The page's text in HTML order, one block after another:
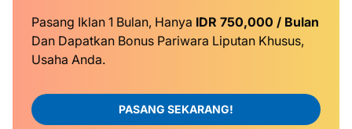
Pasang Iklan 1 Bulan, Hanya IDR 750,000 / Bulan
Dan Dapatkan Bonus Pariwara Liputan Khusus,
Usaha Anda.
PASANG SEKARANG!